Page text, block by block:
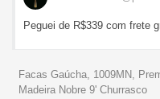
Peguei de R$339 com frete
Facas Gaúcha, 1009MN,
Madeira Nobre 9' Churrasco